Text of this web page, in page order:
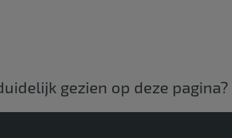
gezien op deze pagina?